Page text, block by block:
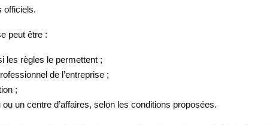
officiels.
peut être :
les règles le permettent ;
de l’entreprise ;
;
un centre d’affaires, selon les conditions proposées.